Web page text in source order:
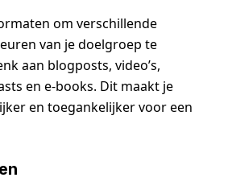
om verschillende
van je doelgroep te
aan blogposts, video’s,
en e-books. Dit maakt je
en toegankelijker voor een